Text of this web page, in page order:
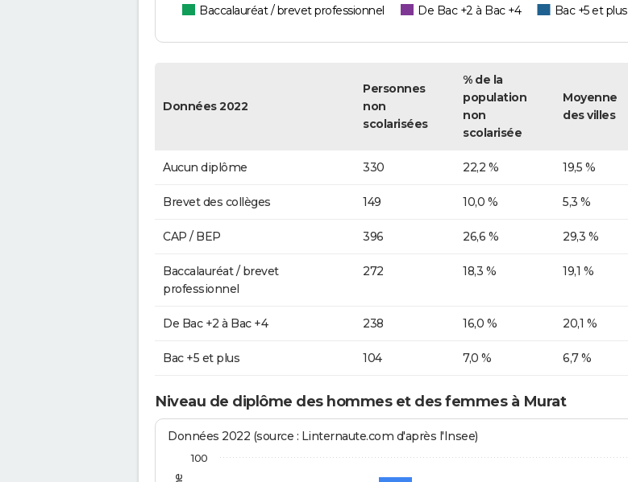
Baccalauréat / brevet professionnel
De Bac +2 à Bac +4 Bac +5 et plus
Données 2022
Personnes
non
scolarisées
% de la
population
non
scolarisée
Moyenne
des villes
Aucun diplôme 330 22,2 % 19,5 %
Brevet des collèges 149 10,0 % 5,3 %
CAP / BEP 396 26,6 % 29,3 %
Baccalauréat / brevet
professionnel
272 18,3 % 19,1 %
De Bac +2 à Bac +4 238 16,0 % 20,1 %
Bac +5 et plus 104 7,0 % 6,7 %
Niveau de diplôme des hommes et des femmes à Murat
Données 2022 (source : Linternaute.com d'après l'Insee)
100